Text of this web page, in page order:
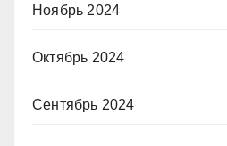
Ноябрь 2024
Октябрь 2024
Сентябрь 2024